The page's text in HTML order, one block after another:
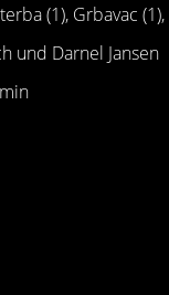
(1), Grbavac
und Darnel Jansen